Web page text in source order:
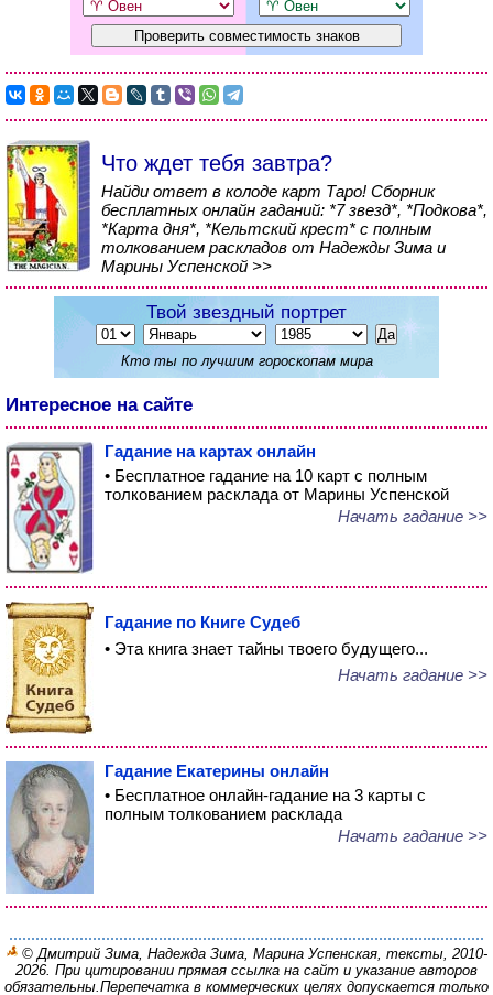
Что ждет тебя завтра?
Найди ответ в колоде карт Таро! Сборник
бесплатных онлайн гаданий: *7 звезд*, *Подкова*,
*Карта дня*, *Кельтский крест* с полным
толкованием раскладов от Надежды Зима и
Марины Успенской >>
Твой звездный портрет
Кто ты по лучшим гороскопам мира
Интересное на сайте
Гадание на картах онлайн
• Бесплатное гадание на 10 карт с полным
толкованием расклада от Марины Успенской
Начать гадание >>
Гадание по Книге Судеб
• Эта книга знает тайны твоего будущего...
Начать гадание >>
Гадание Екатерины онлайн
• Бесплатное онлайн-гадание на 3 карты с
полным толкованием расклада
Начать гадание >>
© Дмитрий Зима, Надежда Зима, Марина Успенская, тексты, 2010-
2026. При цитировании прямая ссылка на сайт и указание авторов
обязательны.Перепечатка в коммерческих целях допускается только